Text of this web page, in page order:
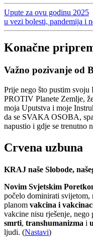
Upute za ovu godinu 2025
u vezi bolesti, pandemija i
Konačne
Važno pozivanje od
Prije nego što pustim
PROTIV Planete Zemlje,
moja Uputstva i moje
da se SVAKA OSOBA,
napustio i gdje se trenutno
Crvena uzbuna
KRAJ naše Slobode,
Novim Svjetskim
počelo dominirati svijetom,
planom vakcina i
vakcine nisu rješenje, nego
smrti, transhumanizma i
ljudi. (Nastavi)